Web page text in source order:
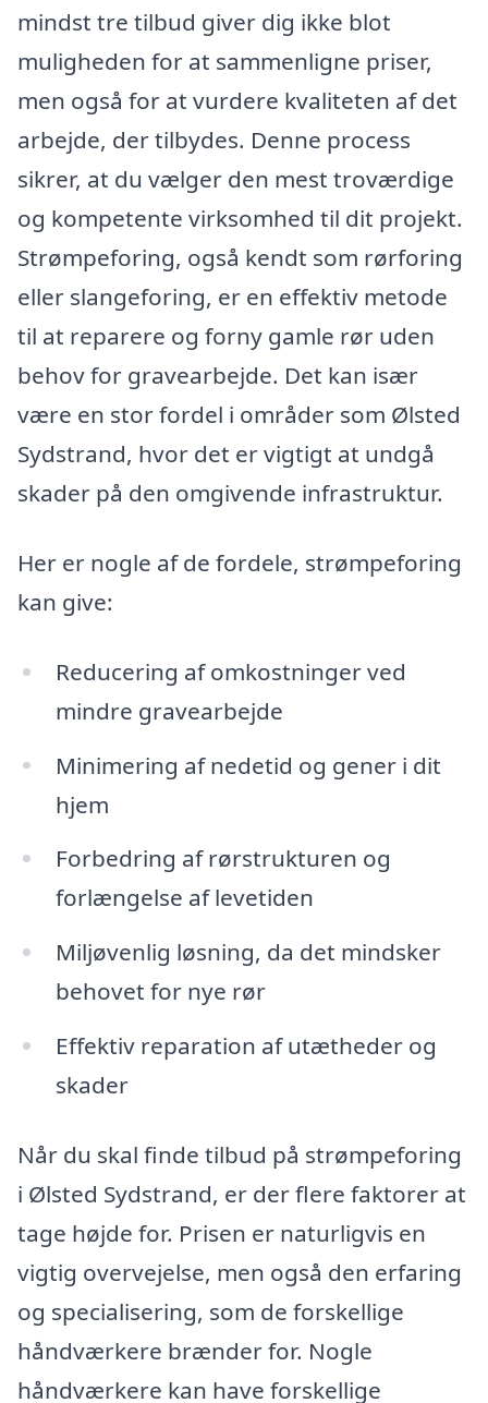
mindst tre tilbud giver dig ikke blot
muligheden for at sammenligne priser,
men også for at vurdere kvaliteten af det
arbejde, der tilbydes. Denne process
sikrer, at du vælger den mest troværdige
og kompetente virksomhed til dit projekt.
Strømpeforing, også kendt som rørforing
eller slangeforing, er en effektiv metode
til at reparere og forny gamle rør uden
behov for gravearbejde. Det kan især
være en stor fordel i områder som Ølsted
Sydstrand, hvor det er vigtigt at undgå
skader på den omgivende infrastruktur.
Her er nogle af de fordele, strømpeforing
kan give:
Reducering af omkostninger ved
mindre gravearbejde
Minimering af nedetid og gener i dit
hjem
Forbedring af rørstrukturen og
forlængelse af levetiden
Miljøvenlig løsning, da det mindsker
behovet for nye rør
Effektiv reparation af utætheder og
skader
Når du skal finde tilbud på strømpeforing
i Ølsted Sydstrand, er der flere faktorer at
tage højde for. Prisen er naturligvis en
vigtig overvejelse, men også den erfaring
og specialisering, som de forskellige
håndværkere brænder for. Nogle
håndværkere kan have forskellige